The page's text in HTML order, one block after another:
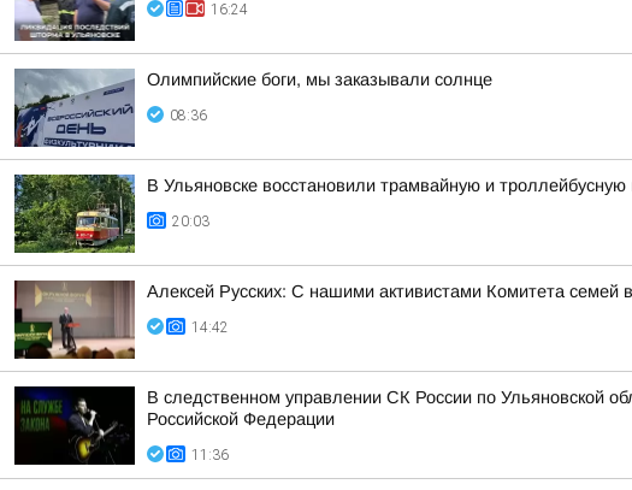
16:24
Олимпийские боги, мы заказывали солнце
08:36
В Ульяновске восстановили трамвайную и
20:03
Алексей Русских: С нашими активистами Комитета
14:42
В следственном управлении СК России по Ульяновской
Российской Федерации
11:36